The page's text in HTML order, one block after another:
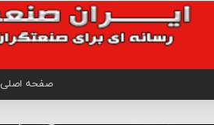
صفحه اصلی